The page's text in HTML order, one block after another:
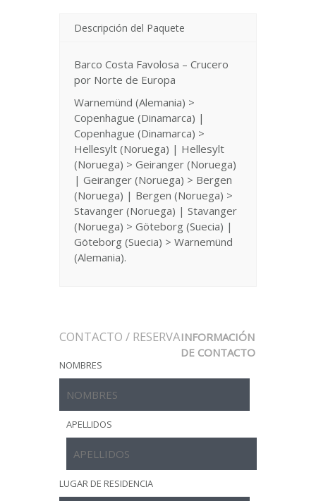
Descripción del Paquete
Barco Costa Favolosa – Crucero
por Norte de Europa
Warnemünd (Alemania) >
Copenhague (Dinamarca) |
Copenhague (Dinamarca) >
Hellesylt (Noruega) | Hellesylt
(Noruega) > Geiranger (Noruega)
| Geiranger (Noruega) > Bergen
(Noruega) | Bergen (Noruega) >
Stavanger (Noruega) | Stavanger
(Noruega) > Göteborg (Suecia) |
Göteborg (Suecia) > Warnemünd
(Alemania).
CONTACTO / RESERVAINFORMACIÓN
DE CONTACTO
NOMBRES
APELLIDOS
LUGAR DE RESIDENCIA